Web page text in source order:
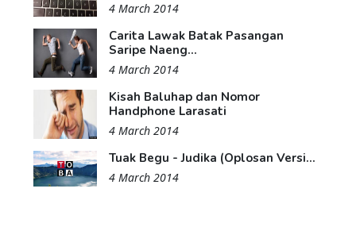
4 March 2014
Carita Lawak Batak Pasangan
Saripe Naeng...
4 March 2014
Kisah Baluhap dan Nomor
Handphone Larasati
4 March 2014
Tuak Begu - Judika (Oplosan Versi...
4 March 2014